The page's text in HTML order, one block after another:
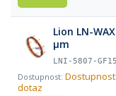
Lion LN-
µm
LNI-5807-GF15
dotaz